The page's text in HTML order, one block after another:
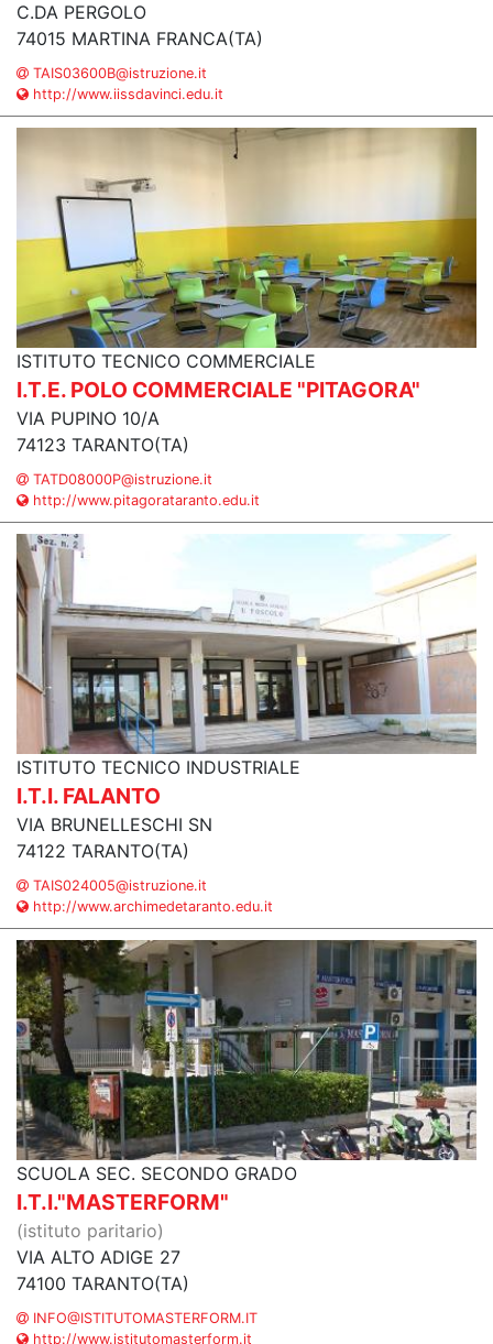
C.DA PERGOLO
74015 MARTINA FRANCA(TA)
TAIS03600B@istruzione.it
http://www.iissdavinci.edu.it
ISTITUTO TECNICO COMMERCIALE
I.T.E. POLO COMMERCIALE "PITAGORA"
VIA PUPINO 10/A
74123 TARANTO(TA)
TATD08000P@istruzione.it
http://www.pitagorataranto.edu.it
ISTITUTO TECNICO INDUSTRIALE
I.T.I. FALANTO
VIA BRUNELLESCHI SN
74122 TARANTO(TA)
TAIS024005@istruzione.it
http://www.archimedetaranto.edu.it
SCUOLA SEC. SECONDO GRADO
I.T.I."MASTERFORM"
(istituto paritario)
VIA ALTO ADIGE 27
74100 TARANTO(TA)
INFO@ISTITUTOMASTERFORM.IT
http://www.istitutomasterform.it